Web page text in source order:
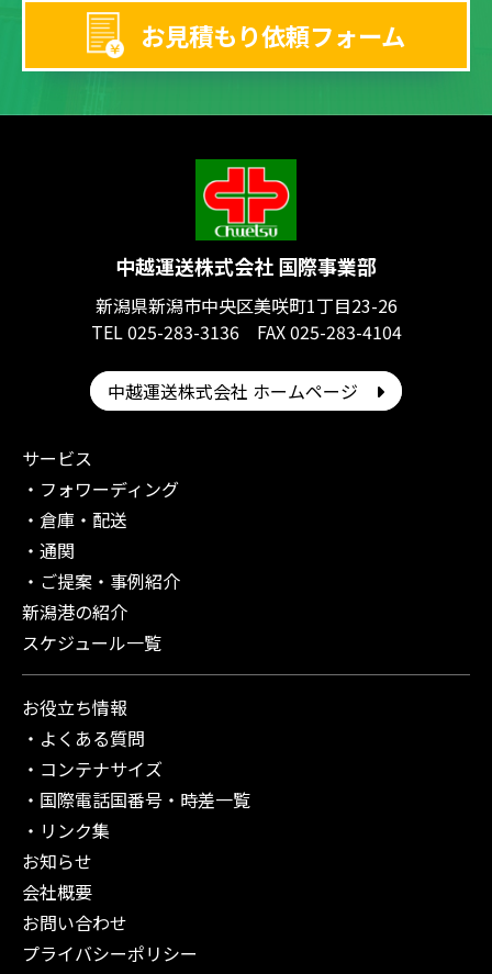
お見積もり依頼フォーム
中越運送株式会社 国際事業部
新潟県新潟市中央区美咲町1丁目23-26
TEL 025-283-3136 FAX 025-283-4104
中越運送株式会社 ホームページ
サービス
フォワーディング
倉庫・配送
通関
ご提案・事例紹介
新潟港の紹介
スケジュール一覧
お役立ち情報
よくある質問
コンテナサイズ
国際電話国番号・時差一覧
リンク集
お知らせ
会社概要
お問い合わせ
プライバシーポリシー